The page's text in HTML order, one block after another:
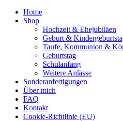
Home
Shop
Hochzeit & Ehejubiläen
Geburt &
Taufe, Kommunion &
Geburtstag
Schulanfang
Weitere Anlässe
Sonderanfertigungen
Über mich
FAQ
Kontakt
Cookie-Richtlinie (EU)